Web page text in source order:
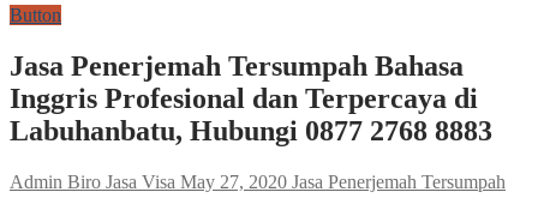
Button
Jasa Penerjemah Tersumpah Bahasa
Inggris Profesional dan Terpercaya di
Labuhanbatu, Hubungi 0877 2768 8883
Admin Biro Jasa Visa May 27, 2020 Jasa Penerjemah Tersumpah